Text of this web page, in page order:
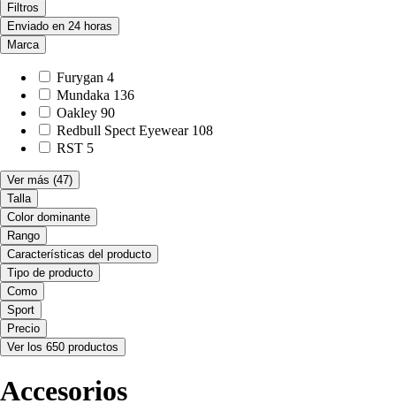
Filtros
Enviado en 24 horas
Marca
Furygan 4
Mundaka 136
Oakley 90
Redbull Spect Eyewear 108
RST 5
Ver más (47)
Talla
Color dominante
Rango
Características del producto
Tipo de producto
Como
Sport
Precio
Ver los 650 productos
Accesorios